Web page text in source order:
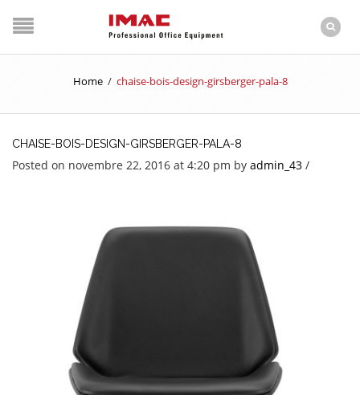
Home / chaise-bois-design-girsberger-pala-8
CHAISE-BOIS-DESIGN-GIRSBERGER-PALA-8
Posted on novembre 22, 2016 at 4:20 pm by admin_43 /